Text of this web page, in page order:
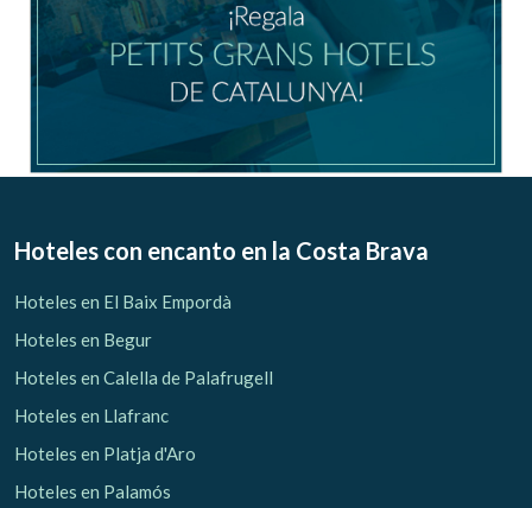
Hoteles con encanto en la Costa Brava
Hoteles en El Baix Empordà
Hoteles en Begur
Hoteles en Calella de Palafrugell
Hoteles en Llafranc
Hoteles en Platja d'Aro
Hoteles en Palamós